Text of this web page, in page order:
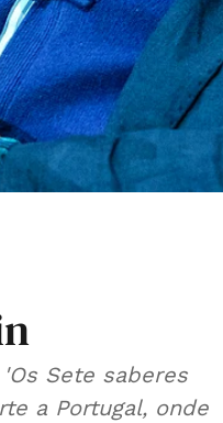
Sete saberes
a Portugal, onde